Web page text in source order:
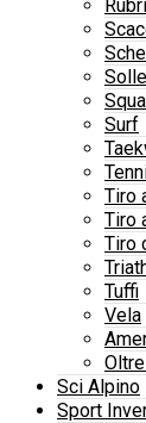
Surf
Tiro
Tiro
Tiro
Tuffi
Vela
Sci Alpino
Sport